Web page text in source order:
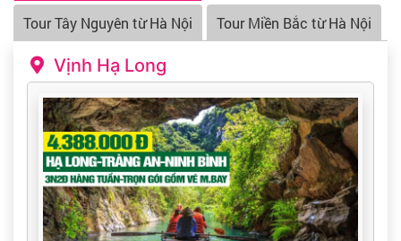
Tour Tây Nguyên từ Hà Nội Tour Miền Bắc từ Hà Nội
Vịnh Hạ Long